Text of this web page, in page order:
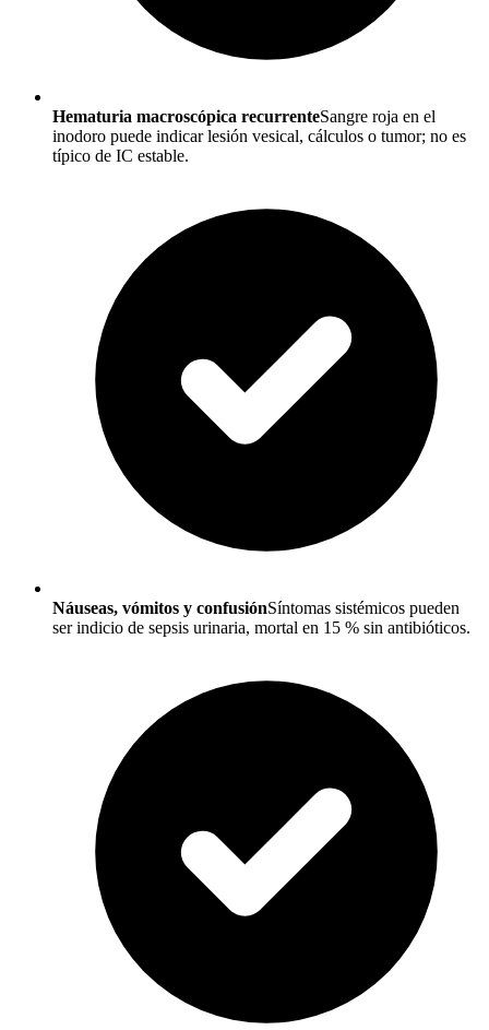
Hematuria macroscópica recurrenteSangre roja en el
inodoro puede indicar lesión vesical, cálculos o tumor; no es
típico de IC estable.
Náuseas, vómitos y confusiónSíntomas sistémicos pueden
ser indicio de sepsis urinaria, mortal en 15 % sin antibióticos.